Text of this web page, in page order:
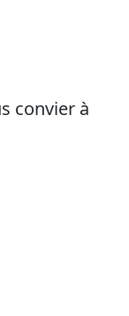
convier à